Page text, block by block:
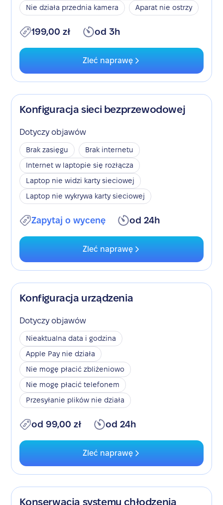
Nie działa przednia kamera
Aparat nie ostrzy
199,00 zł od 3h
Zleć naprawę
Konfiguracja sieci bezprzewodowej
Dotyczy objawów
Brak zasięgu
Brak internetu
Internet w laptopie się rozłącza
Laptop nie widzi karty sieciowej
Laptop nie wykrywa karty sieciowej
Zapytaj o wycenę od 24h
Zleć naprawę
Konfiguracja urządzenia
Dotyczy objawów
Nieaktualna data i godzina
Apple Pay nie działa
Nie mogę płacić zbliżeniowo
Nie mogę płacić telefonem
Przesyłanie plików nie działa
od 99,00 zł od 24h
Zleć naprawę
Konserwacja systemu chłodzenia